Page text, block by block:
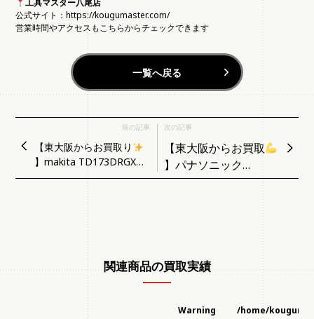
工具マスター八尾店
公式サイト：https://kougumaster.com/
営業時間やアクセスもこちらからチェックできます
一覧へ戻る
次の記事
【東大阪からお買取
】パナソニック
EZ1PD1 充電式インパ
前の記事
【東大阪からお買取り
】makita TD173DRGXO
充電式インパクトドライ
関連商品の買取実績
Warning /home/